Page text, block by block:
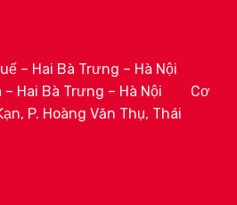
– Hai Bà Trưng – Hà Nội
Hai Bà Trưng – Hà Nội
Cơ
P. Hoàng Văn Thụ, Thái